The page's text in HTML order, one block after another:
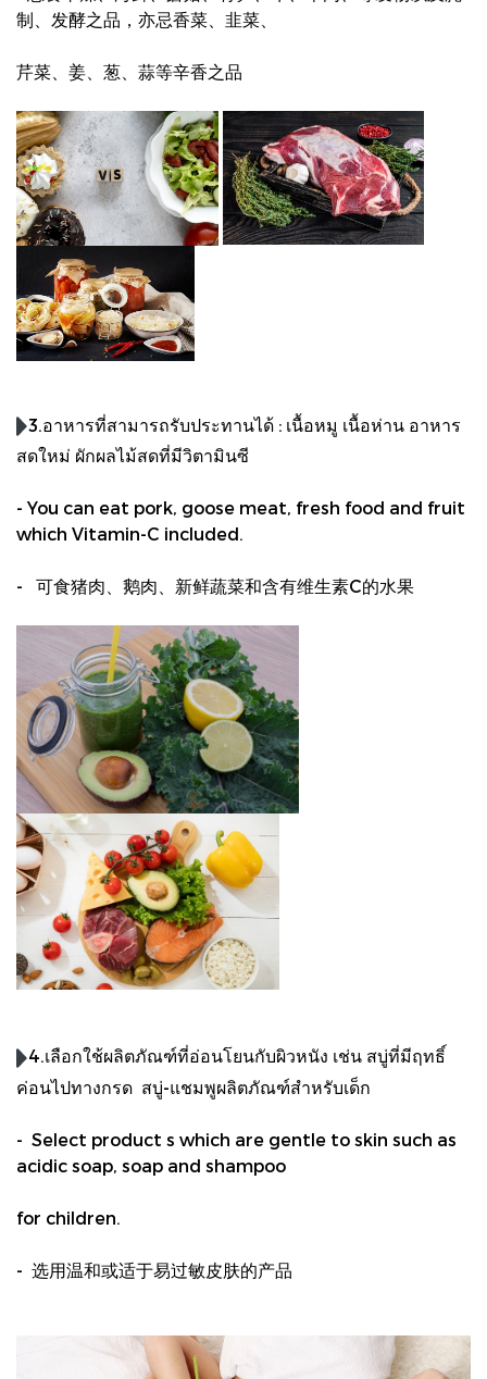
制、发酵之品，亦忌香菜、韭菜、
芹菜、姜、葱、蒜等辛香之品
3.อาหารที่สามารถรับประทานได้ : เนื้อหมู เนื้อห่าน อาหาร
สดใหม่ ผักผลไม้สดที่มีวิตามินซี
- You can eat pork, goose meat, fresh food and fruit
which Vitamin-C included.
- 可食猪肉、鹅肉、新鲜蔬菜和含有维生素C的水果
4.เลือกใช้ผลิตภัณฑ์ที่อ่อนโยนกับผิวหนัง เช่น สบู่ที่มีฤทธิ์
ค่อนไปทางกรด สบู่-แชมพูผลิตภัณฑ์สำหรับเด็ก
- Select product s which are gentle to skin such as
acidic soap, soap and shampoo
for children.
- 选用温和或适于易过敏皮肤的产品